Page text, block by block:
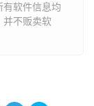
软件信息均
并不贩卖软